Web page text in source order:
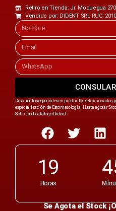
Retiro en Tienda: Jr. Moquegua
Vendido por: DIDENT SRL RUC:
Descuentos especiales en productos
especialización de Estomatología. Hasta agotar
Solicita el catalogo Dident.
19
Horas
Se Agota el Stock